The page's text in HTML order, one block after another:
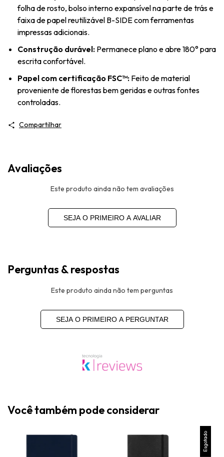
folha de rosto, bolso interno expansível na parte de trás e
faixa de papel reutilizável B-SIDE com ferramentas
impressas adicionais.
Construção durável: Permanece plano e abre 180° para
escrita confortável.
Papel com certificação FSC™: Feito de material
proveniente de florestas bem geridas e outras fontes
controladas.
Compartilhar
Avaliações
Este produto ainda não tem avaliações
SEJA O PRIMEIRO A AVALIAR
Perguntas & respostas
Este produto ainda não tem perguntas
SEJA O PRIMEIRO A PERGUNTAR
Você também pode considerar
Esgotado